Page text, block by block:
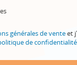
générales de venteet
de confidentialité